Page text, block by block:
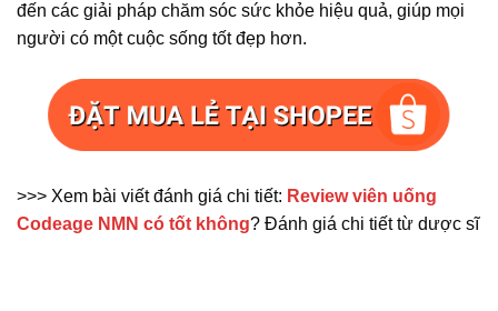
đến các giải pháp chăm sóc sức khỏe hiệu quả, giúp mọi
người có một cuộc sống tốt đẹp hơn.
>>> Xem bài viết đánh giá chi tiết: Review viên uống
Codeage NMN có tốt không? Đánh giá chi tiết từ dược sĩ